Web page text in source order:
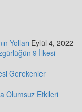
Yolları Eylül 4, 2022
9 İlkesi
Gerekenler
Olumsuz Etkileri